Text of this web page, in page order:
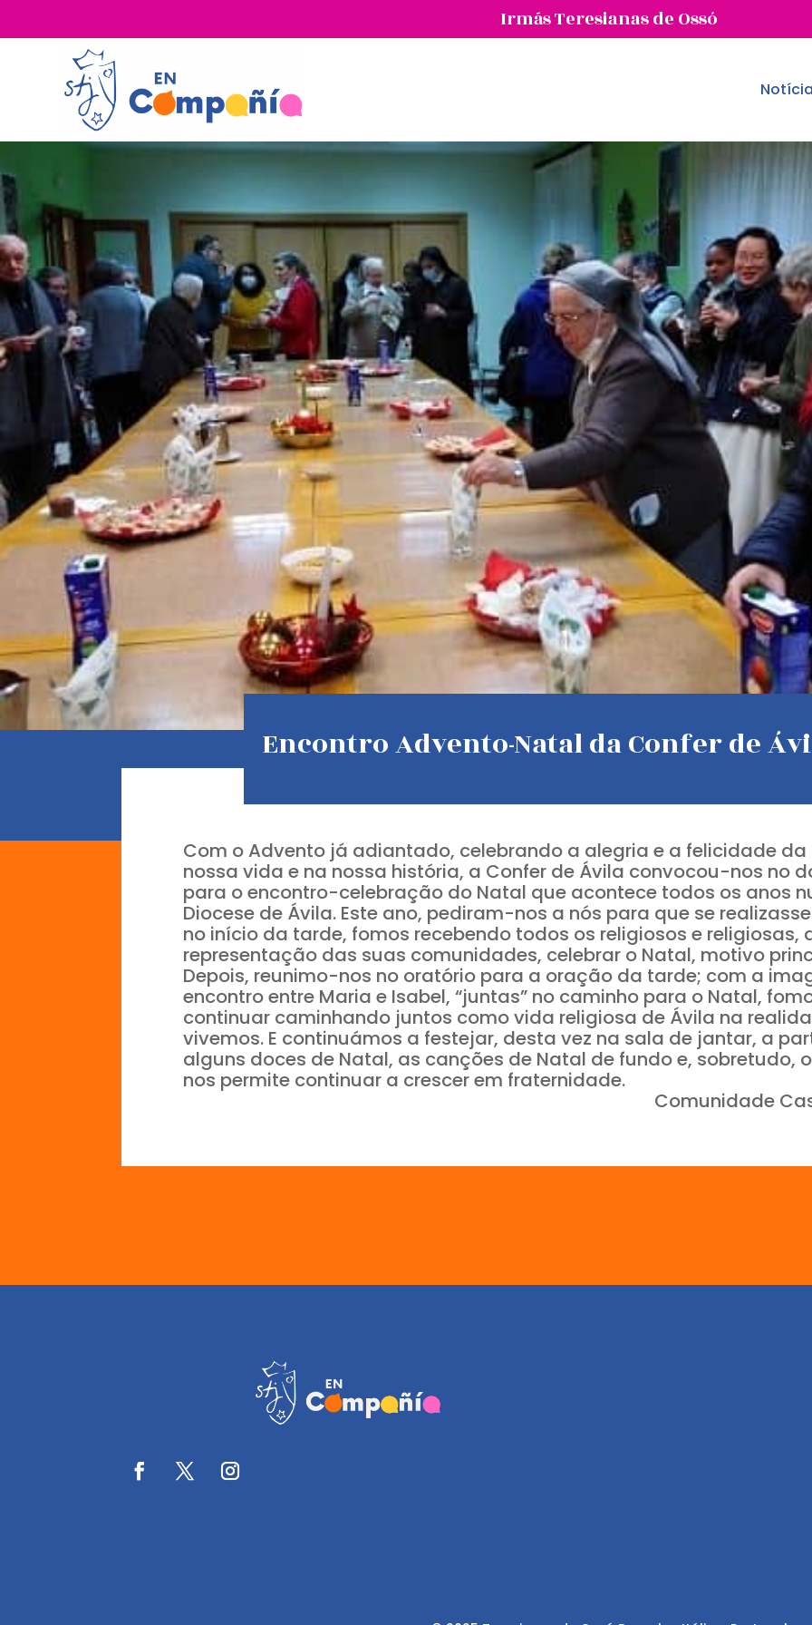
Irmãs Teresianas de Ossó
Encontro Advento-Natal da Confer de
Com o Advento já adiantado, celebrando a alegria e a felicidade da
nossa vida e na nossa história, a Confer de Ávila convocou-nos no
para o encontro-celebração do Natal que acontece todos os anos
Diocese de Ávila. Este ano, pediram-nos a nós para que se
no início da tarde, fomos recebendo todos os religiosos e religiosas,
representação das suas comunidades, celebrar o Natal, motivo
Depois, reunimo-nos no oratório para a oração da tarde; com a
encontro entre Maria e Isabel, “juntas” no caminho para o Natal,
continuar caminhando juntos como vida religiosa de Ávila na
vivemos. E continuámos a festejar, desta vez na sala de jantar, a
alguns doces de Natal, as canções de Natal de fundo e, sobretudo,
nos permite continuar a crescer em fraternidade.
Comunidade Casa